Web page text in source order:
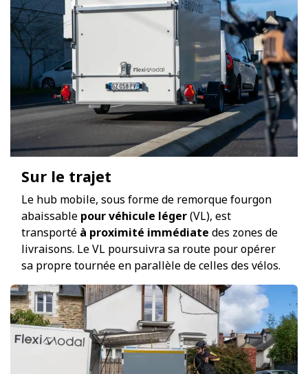
Sur le trajet
Le hub mobile, sous forme de remorque fourgon
abaissable pour véhicule léger(VL), est
transporté à proximité immédiate des zones de
livraisons. Le VL poursuivra sa route pour opérer
sa propre tournée en parallèle de celles des vélos.